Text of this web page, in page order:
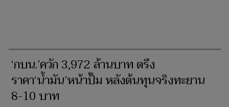
‘กบน.’ควัก 3,972 ล้านบาท ตรึง
ราคา‘น้ำมัน’หน้าปั๊ม หลังต้นทุนจริงทะยาน
8-10 บาท